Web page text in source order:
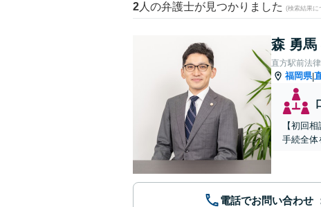
2 人の弁護士が見つかりました (検索結果に
森 勇馬
直方駅前法
福岡県|
【初回
手続全体
電話でお問い合わせ